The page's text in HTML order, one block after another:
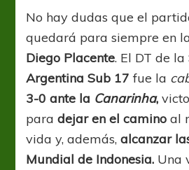
No hay dudas que el
quedará para siempre en
Diego Placente. El DT de la
Argentina Sub 17 fue la
3-0 ante la Canarinha,
paradejar en el camino al
vida y, además,alcanzar
Mundial de Indonesia. Una